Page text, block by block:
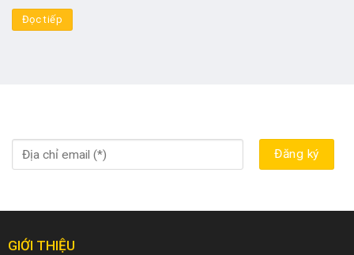
Đọc tiếp
GIỚI THIỆU